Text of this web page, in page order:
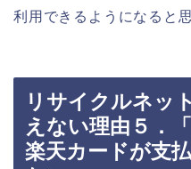
利用できるようになると
リサイクルネッ
えない理由５．
楽天カードが支